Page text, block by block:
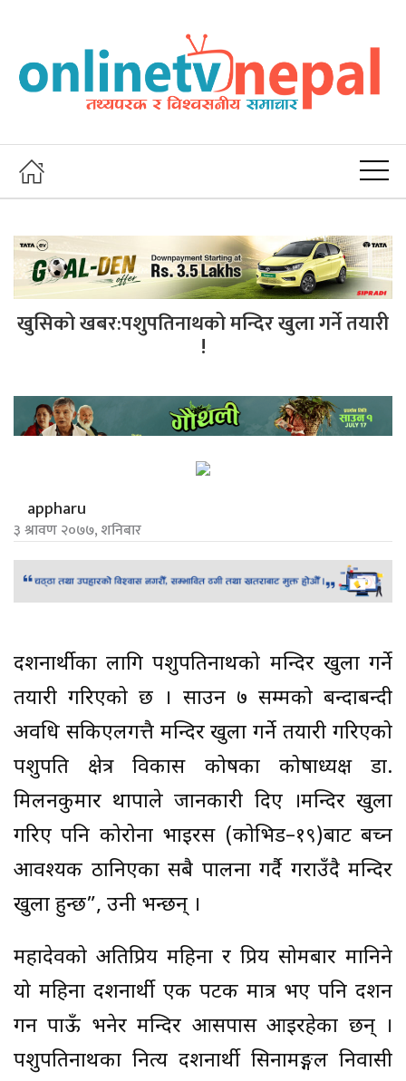
खुसिको खबर:पशुपतिनाथको मन्दिर खुला गर्ने तयारी
!
appharu
३ श्रावण २०७७, शनिबार
दर्शनार्थीका लागि पशुपतिनाथको मन्दिर खुला गर्ने
तयारी गरिएको छ । साउन ७ सम्मको बन्दाबन्दी
अवधि सकिएलगत्तै मन्दिर खुला गर्ने तयारी गरिएको
पशुपति क्षेत्र विकास कोषका कोषाध्यक्ष डा.
मिलनकुमार थापाले जानकारी दिए ।मन्दिर खुला
गरिए पनि कोरोना भाइरस (कोभिड–१९)बाट बच्न
आवश्यक ठानिएका सबै पालना गर्दै गराउँदै मन्दिर
खुला हुन्छ”, उनी भन्छन् ।
महादेवको अतिप्रिय महिना र प्रिय सोमबार मानिने
यो महिना दर्शनार्थी एक पटक मात्र भए पनि दर्शन
गर्न पाऊँ भनेर मन्दिर आसपास आइरहेका छन् ।
पशुपतिनाथका नित्य दर्शनार्थी सिनामङ्गल निवासी